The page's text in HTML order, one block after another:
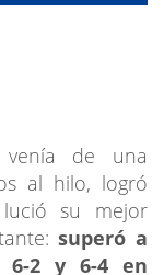
de una
al hilo, logró
su mejor
superó a
6-2 y 6-4 en